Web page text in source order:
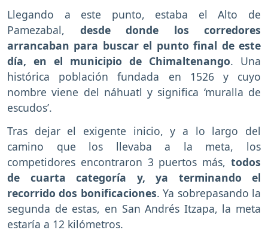
Llegando a este punto, estaba el Alto de
Pamezabal, desde donde los corredores
arrancaban para buscar el punto final de este
día, en el municipio de Chimaltenango. Una
histórica población fundada en 1526 y cuyo
nombre viene del náhuatl y significa ‘muralla de
escudos’.
Tras dejar el exigente inicio, y a lo largo del
camino que los llevaba a la meta, los
competidores encontraron 3 puertos más, todos
de cuarta categoría y, ya terminando el
recorrido dos bonificaciones. Ya sobrepasando la
segunda de estas, en San Andrés Itzapa, la meta
estaría a 12 kilómetros.